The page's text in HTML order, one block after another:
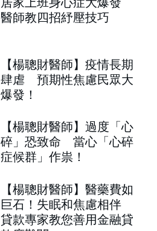
醫師教四招紓壓技巧
【楊聰財醫師】疫情長期
肆虐 預期性焦慮民眾大
爆發！
【楊聰財醫師】過度「心
碎」恐致命 當心「心碎
症候群」作祟！
【楊聰財醫師】醫藥費如
巨石！失眠和焦慮相伴
貸款專家教您善用金融貸